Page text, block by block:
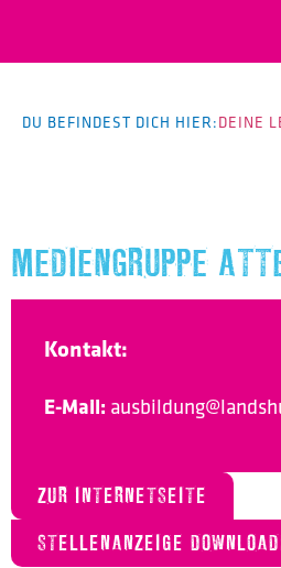
DU BEFINDEST DICH HIER:DEINE
MEDIENGRUPPE
Kontakt:
E-Mail:
ZUR INTERNETSEITE
STELLENANZEIGE